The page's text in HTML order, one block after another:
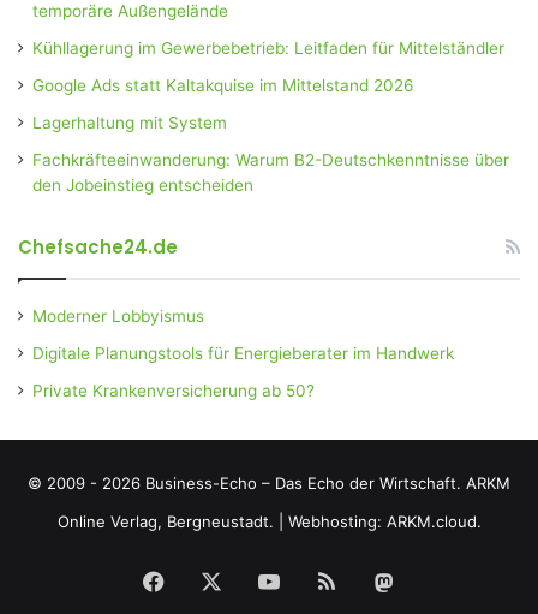
temporäre Außengelände
Kühllagerung im Gewerbebetrieb: Leitfaden für Mittelständler
Google Ads statt Kaltakquise im Mittelstand 2026
Lagerhaltung mit System
Fachkräfteeinwanderung: Warum B2-Deutschkenntnisse über
den Jobeinstieg entscheiden
Chefsache24.de
Moderner Lobbyismus
Digitale Planungstools für Energieberater im Handwerk
Private Krankenversicherung ab 50?
© 2009 - 2026 Business-Echo – Das Echo der Wirtschaft. ARKM
Online Verlag, Bergneustadt.
Webhosting: ARKM.cloud.
Facebook YouTubeRSS